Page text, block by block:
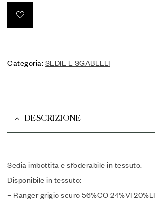
Categoria: SEDIE E SGABELLI
DESCRIZIONE
Sedia imbottita e sfoderabile in tessuto.
Disponibile in tessuto:
– Ranger grigio scuro 56%CO 24%VI 20%LI